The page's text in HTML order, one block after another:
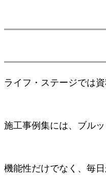
ライフ・ステージでは
施工事例集には、ブル
機能性だけでなく、毎